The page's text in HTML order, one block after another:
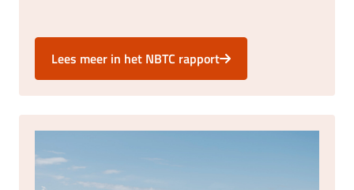
Lees meer in het NBTC rapport